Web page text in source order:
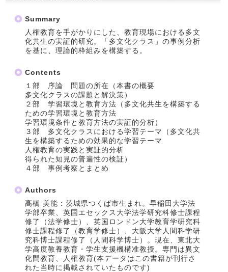
Summary
人権教育を手がかりにした、教育現場における多文
化共生の実証的研究。「多文化クラス」の事例分析
を基に、理論的枠組みを構築する。
Contents
１部 序論 問題の所在（本書の概要
多文化クラスの課題と解決策）
２部 学習環境と教育方法（多文化共生を構築する
ための学習環境と教育方法
学習環境条件と教育方法の実証的分析）
３部 多文化クラスにおける学習テーマ（多文化共
生を構築するための効果的な学習テーマ
人権教育の実践と実証的分析
得られた知見の普遍性の検証）
４部 事例考察とまとめ
Authors
髙橋 美能：茨城県つくば市生まれ。早稲田大学法
学部卒業、英国エセックス大学法学研究科修士課程
修了（法学修士）、英国ロンドン大学教育学研究科
修士課程修了（教育学修士）、大阪大学人間科学研
究科博士課程修了（人間科学博士）。現在、東北大
学高度教養教育・学生支援機構准教授。専門は異文
化間教育、人権教育(本データはこの書籍が刊行さ
れた当時に掲載されていたものです)